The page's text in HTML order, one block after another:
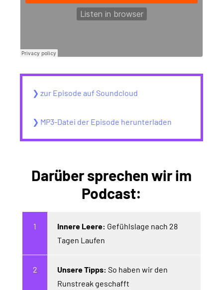
❯ zur Episode auf Soundcloud
❯ MP3-Datei der Episode herunterladen
Darüber sprechen wir im
Podcast:
Innere Leere: Gefühlslage nach 28
Tagen Laufen
Unsere Tipps: So haben wir den
Runstreak geschafft